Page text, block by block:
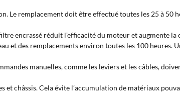
Le remplacement doit être effectué toutes les 25 à 50
encrassé réduit l’efficacité du moteur et augmente la
et des remplacements environ toutes les 100 heures.
manuelles, comme les leviers et les câbles,
et châssis. Cela évite l’accumulation de matériaux